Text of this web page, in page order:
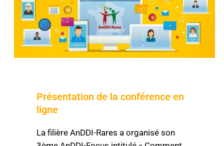
Présentation de la conférence en
ligne
La filière AnDDI-Rares a organisé son